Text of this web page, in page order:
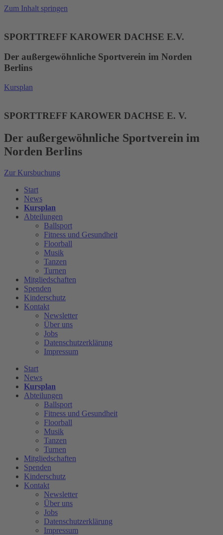
Zum Inhalt springen
SPORTTREFF KAROWER DACHSE E.V.
Der außergewöhnliche Sportverein im Norden
Berlins
Kursplan
SPORTTREFF KAROWER DACHSE E. V.
Der außergewöhnliche Sportverein im
Norden Berlins
Zur Kursbuchung
Start
News
Kursplan
Abteilungen
Ballsport
Fitness und Gesundheit
Floorball
Musik
Tanzen
Turnen
Mitgliedschaften
Spenden
Kinderschutz
Kontakt
Newsletter
Über uns
Jobs
Datenschutzerklärung
Impressum
Start
News
Kursplan
Abteilungen
Ballsport
Fitness und Gesundheit
Floorball
Musik
Tanzen
Turnen
Mitgliedschaften
Spenden
Kinderschutz
Kontakt
Newsletter
Über uns
Jobs
Datenschutzerklärung
Impressum